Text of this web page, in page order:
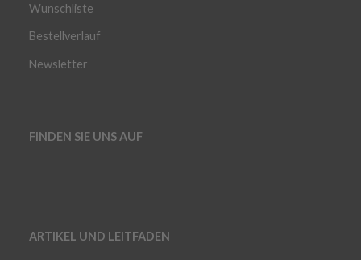
Wunschliste
Bestellverlauf
Newsletter
FINDEN SIE UNS AUF
ARTIKEL UND LEITFADEN